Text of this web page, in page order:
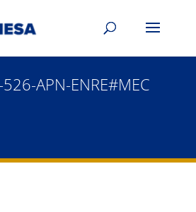
APN-ENRE#MEC